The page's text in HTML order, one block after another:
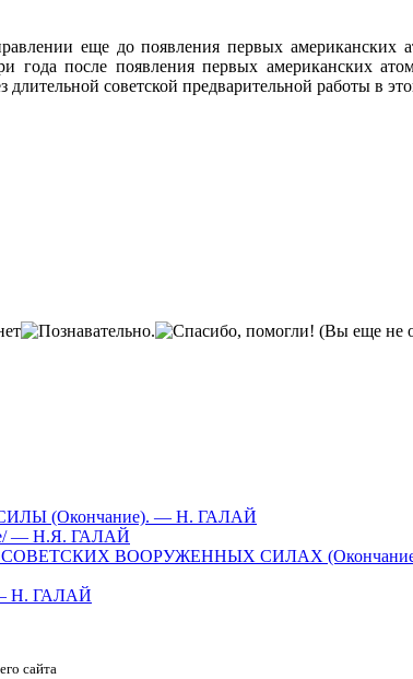
еще до появления первых
года после появления первых американ­ских
советской предварительной работы в
(Вы еще не
(Окончание). — Н. ГАЛАЙ
— Н.Я. ГАЛАЙ
ВООРУЖЕННЫХ СИЛАХ
ГАЛАЙ
сайта